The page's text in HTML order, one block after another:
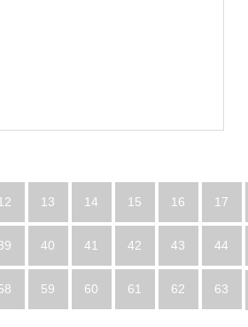
13 14 15 16 17
40 41 42 43 44
59 60 61 62 63